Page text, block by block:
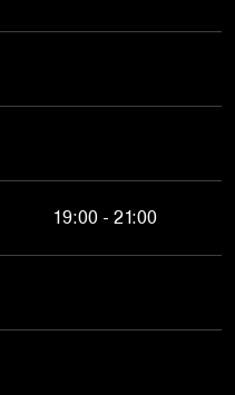
19:00 - 21:00